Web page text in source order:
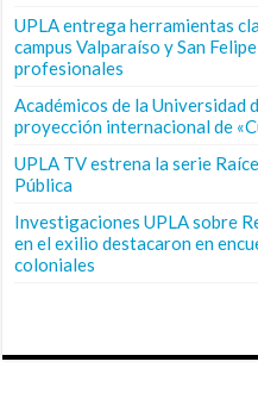
UPLA entrega herramientas
campus Valparaíso y San
profesionales
Académicos de la Universidad
proyección internacional de
UPLA TV estrena la serie
Pública
Investigaciones UPLA sobre
en el exilio destacaron en
coloniales